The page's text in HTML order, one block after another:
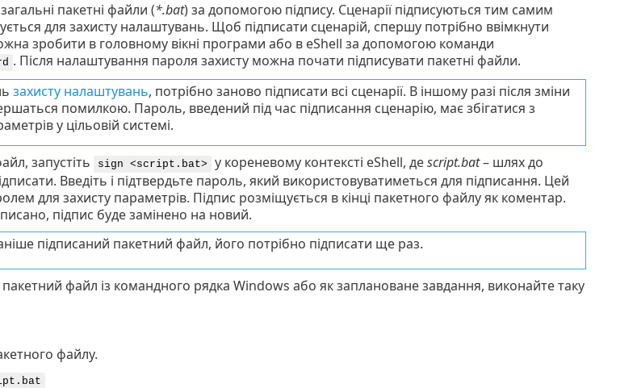
пакетні файли (*.bat) за допомогою підпису. Сценарії підписуються тим самим
для захисту налаштувань. Щоб підписати сценарій, спершу потрібно ввімкнути
зробити в головному вікні програми або в eShell за допомогою команди
. Після налаштування пароля захисту можна почати підписувати пакетні файли.
захисту налаштувань, потрібно заново підписати всі сценарії. В іншому разі після зміни
помилкою. Пароль, введений під час підписання сценарію, має збігатися з
у цільовій системі.
запустіть sign <script.bat> у кореневому контексті eShell, деscript.bat– шлях до
Введіть і підтвердьте пароль, який використовуватиметься для підписання. Цей
для захисту параметрів. Підпис розміщується в кінці пакетного файлу як коментар.
підпис буде замінено на новий.
підписаний пакетний файл, його потрібно підписати ще раз.
файл із командного рядка Windows або як заплановане завдання, виконайте таку
файлу.